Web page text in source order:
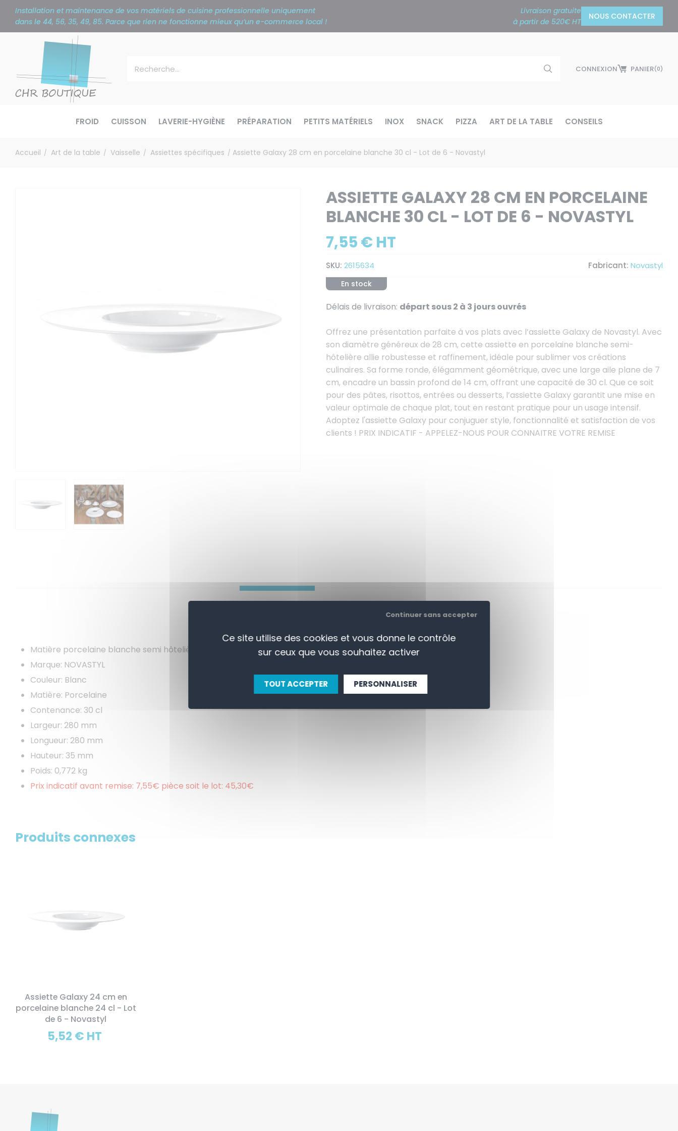
Installation et maintenance de vos matériels de cuisine professionnelle uniquement
dans le 44, 56, 35, 49, 85. Parce que rien ne fonctionne mieux qu’un e-commerce local !
Livraison gratuite
à partir de 520€ HT
NOUS CONTACTER
CONNEXION PANIER(0)
FROID CUISSON LAVERIE-HYGIÈNE PRÉPARATION PETITS MATÉRIELS INOX SNACK PIZZA ART DE LA TABLE CONSEILS
Accueil / Art de la table / Vaisselle / Assiettes spécifiques / Assiette Galaxy 28 cm en porcelaine blanche 30 cl - Lot de 6 - Novastyl
ASSIETTE GALAXY 28 CM EN PORCELAINE
BLANCHE 30 CL - LOT DE 6 - NOVASTYL
7,55 € HT
SKU: 2615634 Fabricant: Novastyl
En stock
Délais de livraison: départ sous 2 à 3 jours ouvrés
Offrez une présentation parfaite à vos plats avec l’assiette Galaxy de Novastyl. Avec
son diamètre généreux de 28 cm, cette assiette en porcelaine blanche semi-
hôtelière allie robustesse et raffinement, idéale pour sublimer vos créations
culinaires. Sa forme ronde, élégamment géométrique, avec une large aile plane de 7
cm, encadre un bassin profond de 14 cm, offrant une capacité de 30 cl. Que ce soit
pour des pâtes, risottos, entrées ou desserts, l’assiette Galaxy garantit une mise en
valeur optimale de chaque plat, tout en restant pratique pour un usage intensif.
Adoptez l'assiette Galaxy pour conjuguer style, fonctionnalité et satisfaction de vos
clients ! PRIX INDICATIF - APPELEZ-NOUS POUR CONNAITRE VOTRE REMISE
CONTACTEZ-NOUS
Matière porcelaine blanche semi hôtelière premier choix
Marque: NOVASTYL
Couleur: Blanc
Matière: Porcelaine
Contenance: 30 cl
Largeur: 280 mm
Longueur: 280 mm
Hauteur: 35 mm
Poids: 0,772 kg
Prix indicatif avant remise: 7,55€ pièce soit le lot: 45,30€
Produits connexes
Assiette Galaxy 24 cm en
porcelaine blanche 24 cl - Lot
de 6 - Novastyl
5,52 € HT
Panneau de gestion des cookies
Ce site utilise des cookies et vous donne le contrôle
sur ceux que vous souhaitez activer
TOUT ACCEPTER
Continuer sans accepter
PERSONNALISER